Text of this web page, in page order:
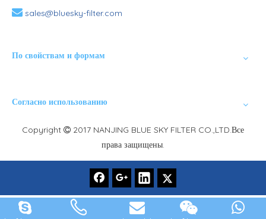
 sales@bluesky-filter.com
По свойствам и формам
Согласно использованию
Copyright  2017 NANJING BLUE SKY FILTER CO.,LTD.Все
права защищены.